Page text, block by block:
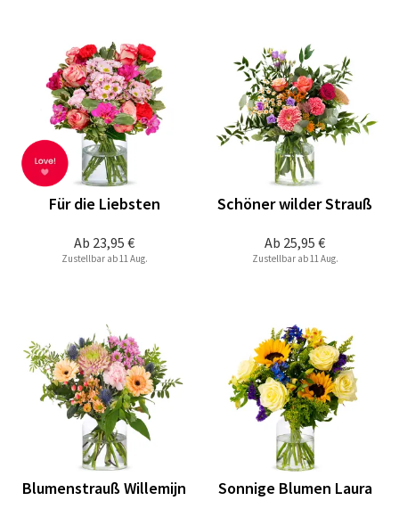
Ab 23,95 €
Für die Liebsten
Zustellbar ab 11 Aug.
Ab 25,95 €
Schöner wilder Strauß
Zustellbar ab 11 Aug.
Blumenstrauß Willemijn Sonnige Blumen Laura